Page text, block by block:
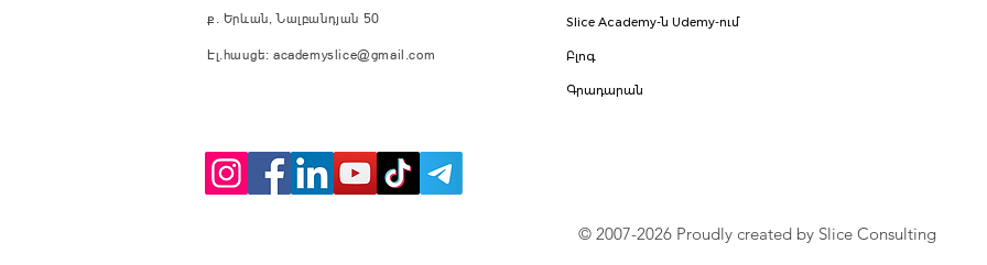
ք. Երևան, Նալբանդյան 50
Էլ.հասցե: academyslice@gmail.com
Slice Academy-ն Udemy-ում
Բլոգ
Գրադարան
© 2007-2026 Proudly created by Slice Consulting